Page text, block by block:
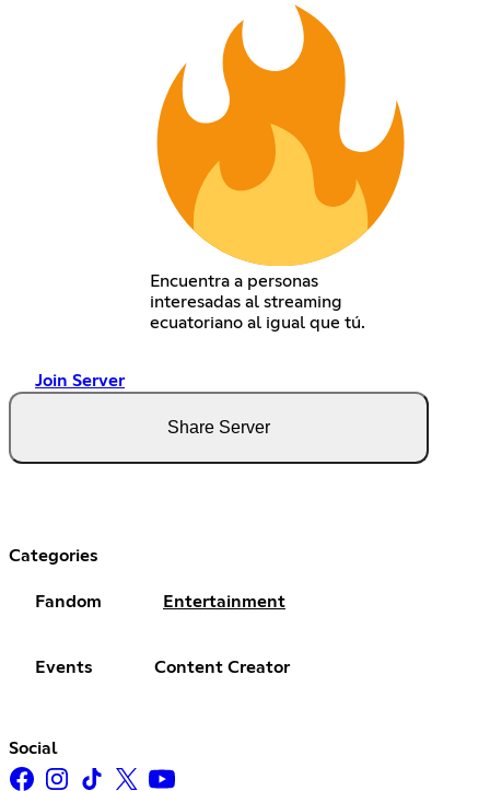
Encuentra a personas
interesadas al streaming
ecuatoriano al igual que tú.
Join Server
Share Server
Categories
Fandom Entertainment
Events Content Creator
Social